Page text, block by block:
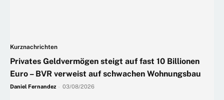
Kurznachrichten
Privates Geldvermögen steigt auf fast 10 Billionen
Euro – BVR verweist auf schwachen Wohnungsbau
Daniel Fernandez 03/08/2026